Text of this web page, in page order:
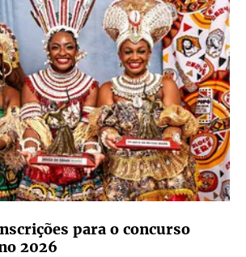
para o concurso
2026